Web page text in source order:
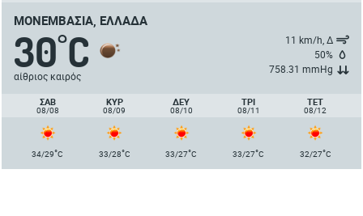
ΜΟΝΕΜΒΑΣΙΆ, ΕΛΛΆΔΑ
30°C
αίθριος καιρός
11 km/h, Δ
50%
758.31 mmHg
ΣΑΒ
08/08
ΚΥΡ
08/09
ΔΕΥ
08/10
ΤΡΙ
08/11
ΤΕΤ
08/12
34/29°C 33/28°C 33/27°C 33/27°C 32/27°C